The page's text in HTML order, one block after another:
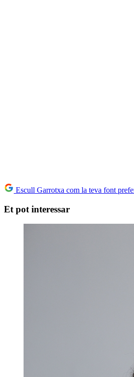
Escull Garrotxa com la teva font
Et pot interessar